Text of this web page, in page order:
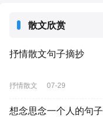
散文欣赏
抒情散文句子摘抄
抒情散文 07-29
想念思念一个人的句子